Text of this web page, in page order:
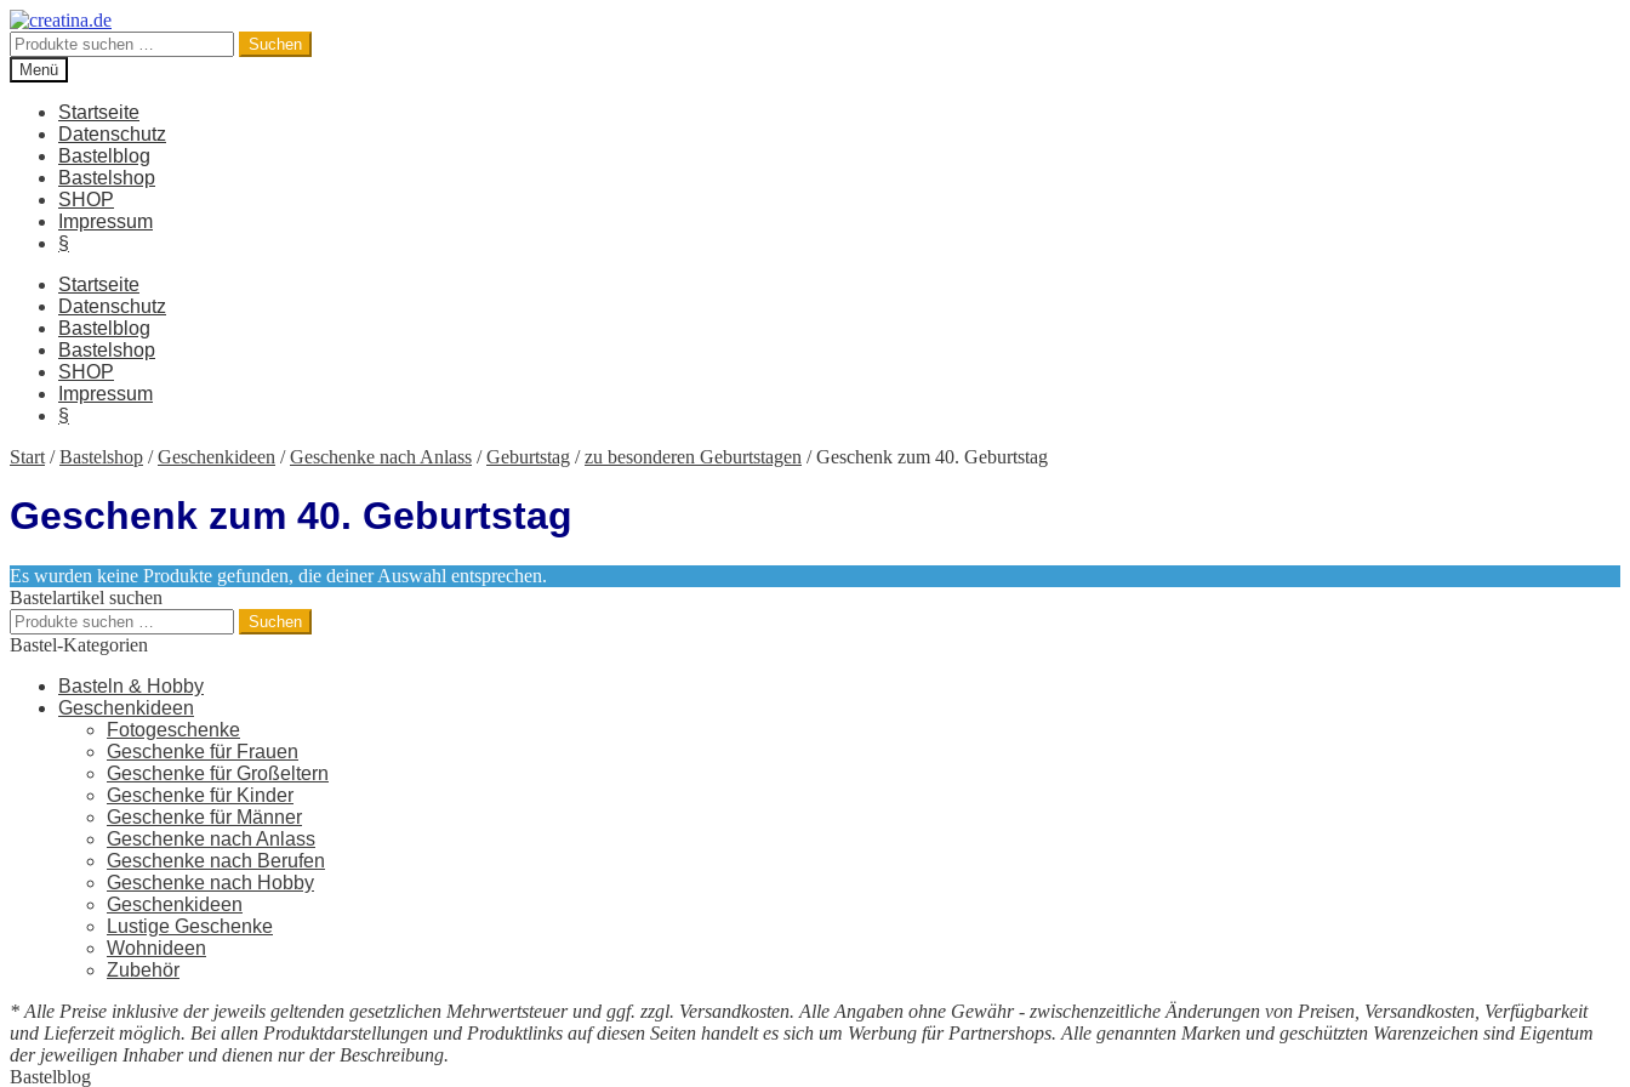
Zur
Navigation
springen
Zum
Inhalt
springen
Suchen
nach:
Suchen
Menü
Startseite
Datenschutz
Bastelblog
Bastelshop
SHOP
Impressum
§
Startseite
Datenschutz
Bastelblog
Bastelshop
SHOP
Impressum
§
Start /Bastelshop /Geschenkideen /Geschenke nach Anlass /Geburtstag /zu besonderen Geburtstagen /Geschenk zum 40. Geburtstag
Geschenk zum 40. Geburtstag
Es wurden keine Produkte gefunden, die deiner Auswahl entsprechen.
Bastelartikel suchen
Suchen
nach:
Suchen
Bastel-Kategorien
Basteln & Hobby
Geschenkideen
Fotogeschenke
Geschenke für Frauen
Geschenke für Großeltern
Geschenke für Kinder
Geschenke für Männer
Geschenke nach Anlass
Geschenke nach Berufen
Geschenke nach Hobby
Geschenkideen
Lustige Geschenke
Wohnideen
Zubehör
* Alle Preise inklusive der jeweils geltenden gesetzlichen Mehrwertsteuer und ggf. zzgl. Versandkosten. Alle Angaben ohne Gewähr - zwischenzeitliche Änderungen von Preisen, Versandkosten, Verfügbarkeit
und Lieferzeit möglich. Bei allen Produktdarstellungen und Produktlinks auf diesen Seiten handelt es sich um Werbung für Partnershops. Alle genannten Marken und geschützten Warenzeichen sind Eigentum
der jeweiligen Inhaber und dienen nur der Beschreibung.
Bastelblog